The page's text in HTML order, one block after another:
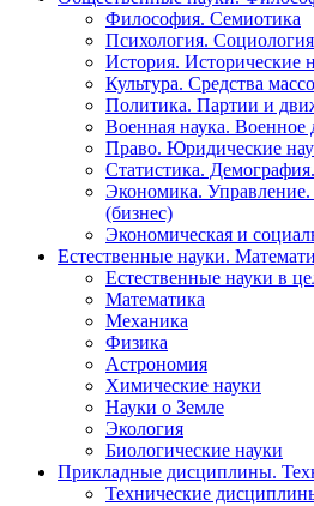
Философия. Семиотика
Психология. Социология
История. Исторические
Культура. Средства
Политика. Партии и
Военная наука.
Право. Юридические
Статистика.
Экономика.
(бизнес)
Экономическая и
Естественные науки.
Естественные науки в
Математика
Механика
Физика
Астрономия
Химические науки
Науки о Земле
Экология
Биологические науки
Прикладные дисциплины.
Технические